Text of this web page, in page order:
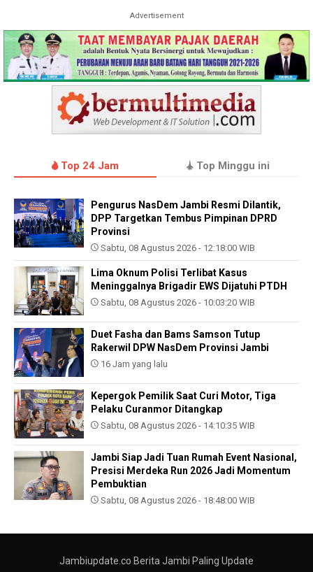
Advertisement
Top 24 Jam Top Minggu ini
Pengurus NasDem Jambi Resmi Dilantik,
DPP Targetkan Tembus Pimpinan DPRD
Provinsi
Sabtu, 08 Agustus 2026 - 12:18:00 WIB
Lima Oknum Polisi Terlibat Kasus
Meninggalnya Brigadir EWS Dijatuhi PTDH
Sabtu, 08 Agustus 2026 - 10:03:20 WIB
Duet Fasha dan Bams Samson Tutup
Rakerwil DPW NasDem Provinsi Jambi
16 Jam yang lalu
Kepergok Pemilik Saat Curi Motor, Tiga
Pelaku Curanmor Ditangkap
Sabtu, 08 Agustus 2026 - 14:10:35 WIB
Jambi Siap Jadi Tuan Rumah Event Nasional,
Presisi Merdeka Run 2026 Jadi Momentum
Pembuktian
Sabtu, 08 Agustus 2026 - 18:48:00 WIB
Jambiupdate.co Berita Jambi Paling Update